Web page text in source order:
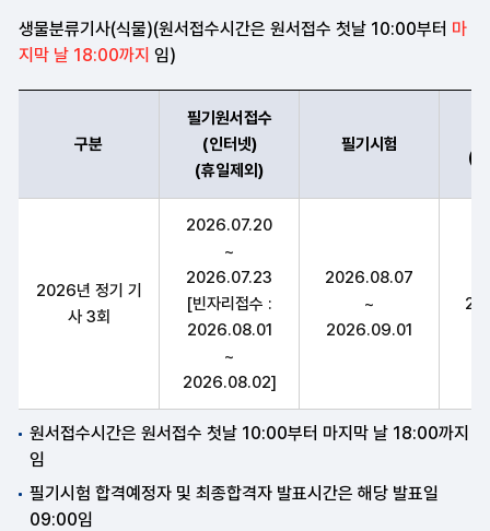
생물분류기사(식물)(원서접수시간은 원서접수 첫날 10:00부터 마
지막 날 18:00까지 임)
구분
필기원서접수
(인터넷)
(휴일제외)
필기시험
(
2026년 정기 기
사 3회
2026.07.20
~
2026.07.23
[빈자리접수 :
2026.08.01
~
2026.08.02]
2026.08.07
~
2026.09.01
원서접수시간은 원서접수 첫날 10:00부터 마지막 날 18:00까지
임
필기시험 합격예정자 및 최종합격자 발표시간은 해당 발표일
09:00임